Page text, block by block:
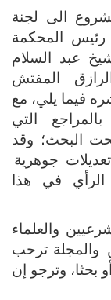
الى لجنة
المحكمة
عبد السلام
المفتش
فيما يلي، مع
التي
البحث؛ وقد
جوهرية.
في هذا
والعلماء
والمجلة ترحب
بحثا، وترجو إن